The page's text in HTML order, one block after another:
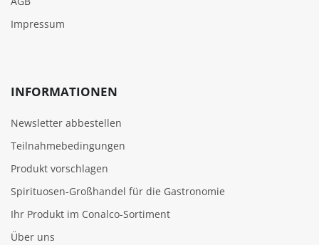
Impressum
INFORMATIONEN
Newsletter abbestellen
Teilnahmebedingungen
Produkt vorschlagen
Spirituosen-Großhandel für die Gastronomie
Ihr Produkt im Conalco-Sortiment
Über uns